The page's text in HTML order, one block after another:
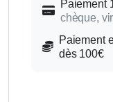
Paiement
chèque,
Paiement
dès 100€